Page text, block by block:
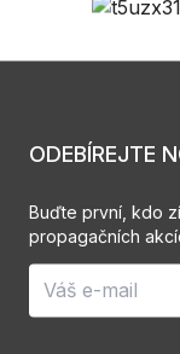
ODEBÍREJTE
Buďte první, kdo
propagačních